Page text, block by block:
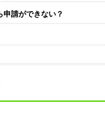
請ができない？